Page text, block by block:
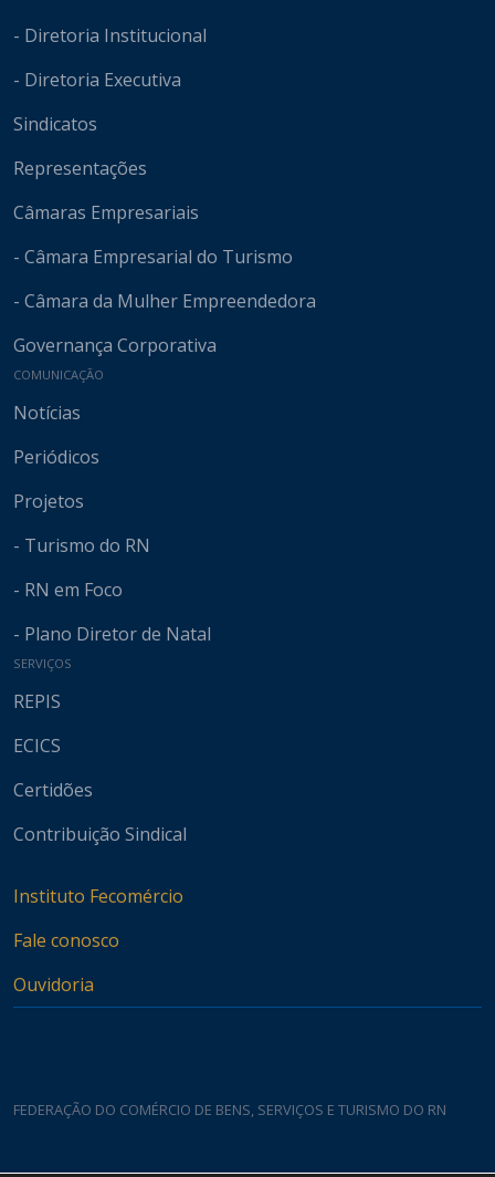
- Diretoria Institucional
- Diretoria Executiva
Sindicatos
Representações
Câmaras Empresariais
- Câmara Empresarial do Turismo
- Câmara da Mulher Empreendedora
Governança Corporativa
COMUNICAÇÃO
Notícias
Periódicos
Projetos
- Turismo do RN
- RN em Foco
- Plano Diretor de Natal
SERVIÇOS
REPIS
ECICS
Certidões
Contribuição Sindical
Instituto Fecomércio
Fale conosco
Ouvidoria
FEDERAÇÃO DO COMÉRCIO DE BENS, SERVIÇOS E TURISMO DO RN